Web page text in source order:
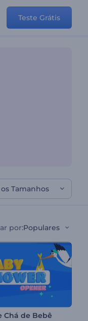
Teste Grátis
Convite
Tamanhos
por:Populares
Chá de Bebê